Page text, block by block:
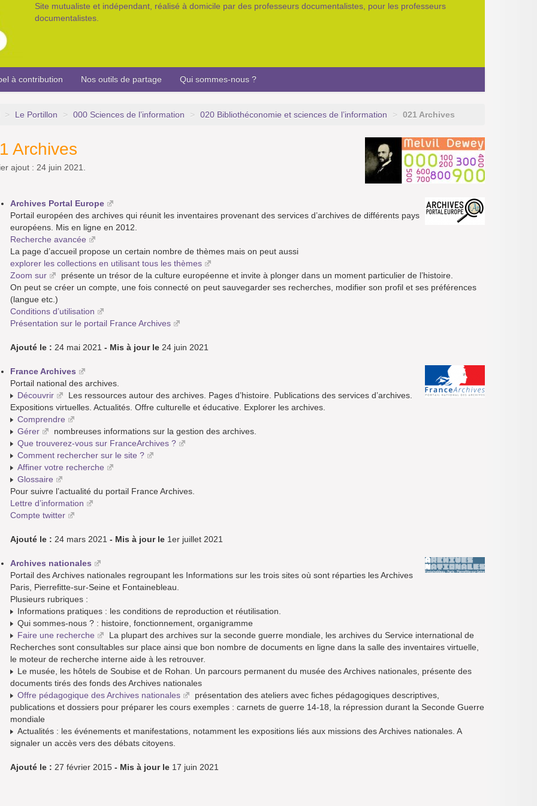
Site mutualiste et indépendant, réalisé à domicile par des professeurs documentalistes, pour les professeurs
documentalistes.
à contribution Nos outils de partage Qui sommes-nous ?
> Le Portillon > 000 Sciences de l’information > 020 Bibliothéconomie et sciences de l’information > 021 Archives
Archives
ajout : 24 juin 2021.
Archives Portal Europe
Portail européen des archives qui réunit les inventaires provenant des services d’archives de différents pays
européens. Mis en ligne en 2012.
Recherche avancée
La page d’accueil propose un certain nombre de thèmes mais on peut aussi
explorer les collections en utilisant tous les thèmes
Zoom sur
présente un trésor de la culture européenne et invite à plonger dans un moment particulier de l’histoire.
On peut se créer un compte, une fois connecté on peut sauvegarder ses recherches, modifier son profil et ses préférences
(langue etc.)
Conditions d’utilisation
Présentation sur le portail France Archives
Ajouté le : 24 mai 2021 - Mis à jour le 24 juin 2021
France Archives
Portail national des archives.
Découvrir
Les ressources autour des archives. Pages d’histoire. Publications des services d’archives.
Expositions virtuelles. Actualités. Offre culturelle et éducative. Explorer les archives.
Comprendre
Gérer
nombreuses informations sur la gestion des archives.
Que trouverez-vous sur FranceArchives ?
Comment rechercher sur le site ?
Affiner votre recherche
Glossaire
Pour suivre l’actualité du portail France Archives.
Lettre d’information
Compte twitter
Ajouté le : 24 mars 2021 - Mis à jour le 1er juillet 2021
Archives nationales
Portail des Archives nationales regroupant les Informations sur les trois sites où sont réparties les Archives
Paris, Pierrefitte-sur-Seine et Fontainebleau.
Plusieurs rubriques :
Informations pratiques : les conditions de reproduction et réutilisation.
Qui sommes-nous ? : histoire, fonctionnement, organigramme
Faire une recherche
La plupart des archives sur la seconde guerre mondiale, les archives du Service international de
Recherches sont consultables sur place ainsi que bon nombre de documents en ligne dans la salle des inventaires virtuelle,
le moteur de recherche interne aide à les retrouver.
Le musée, les hôtels de Soubise et de Rohan. Un parcours permanent du musée des Archives nationales, présente des
documents tirés des fonds des Archives nationales
Offre pédagogique des Archives nationales
présentation des ateliers avec fiches pédagogiques descriptives,
publications et dossiers pour préparer les cours exemples : carnets de guerre 14-18, la répression durant la Seconde Guerre
mondiale
Actualités : les événements et manifestations, notamment les expositions liés aux missions des Archives nationales. A
signaler un accès vers des débats citoyens.
Ajouté le : 27 février 2015 - Mis à jour le 17 juin 2021